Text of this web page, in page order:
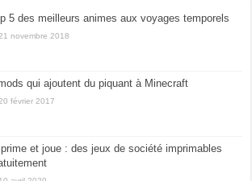
5 des meilleurs animes aux voyages temporels
novembre 2018
qui ajoutent du piquant à Minecraft
février 2017
et joue : des jeux de société imprimables